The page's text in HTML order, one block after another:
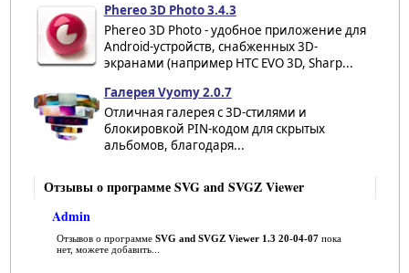
Phereo 3D Photo 3.4.3
Phereo 3D Photo - удобное приложение для
Android-устройств, снабженных 3D-
экранами (например HTC EVO 3D, Sharp...
Галерея Vyomy 2.0.7
Отличная галерея с 3D-стилями и
блокировкой PIN-кодом для скрытых
альбомов, благодаря...
Отзывы о программе SVG and SVGZ Viewer
Admin
Отзывов о программе SVG and SVGZ Viewer 1.3 20-04-07пока
нет, можете добавить...